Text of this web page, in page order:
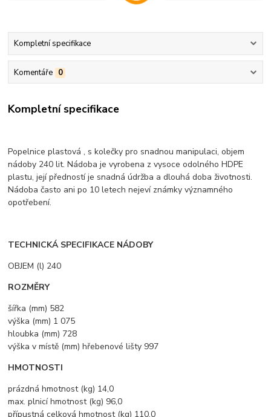
Kompletní specifikace
Komentáře 0
Kompletní specifikace
Popelnice plastová , s kolečky pro snadnou manipulaci, objem
nádoby 240 lit. Nádoba je vyrobena z vysoce odolného HDPE
plastu, její předností je snadná údržba a dlouhá doba životnosti.
Nádoba často ani po 10 letech nejeví známky významného
opotřebení.
TECHNICKÁ SPECIFIKACE NÁDOBY
OBJEM (l) 240
ROZMĚRY
šířka (mm) 582
výška (mm) 1 075
hloubka (mm) 728
výška v místě (mm) hřebenové lišty 997
HMOTNOSTI
prázdná hmotnost (kg) 14,0
max. plnicí hmotnost (kg) 96,0
přípustná celková hmotnost (kg) 110,0